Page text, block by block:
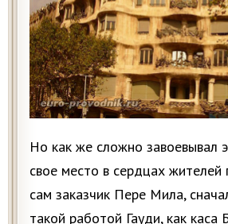
Но как же сложно завоевывал
свое место в сердцах
сам заказчик Пере Мила,
такой работой Гауди, как каса